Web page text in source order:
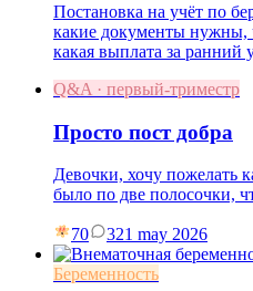
Постановка на учёт по
какие документы нужны,
какая выплата за ранний
Q&A · первый-триместр
Просто пост добра
Девочки, хочу пожелать
было по две полосочки,
70 321 may 2026
Беременность